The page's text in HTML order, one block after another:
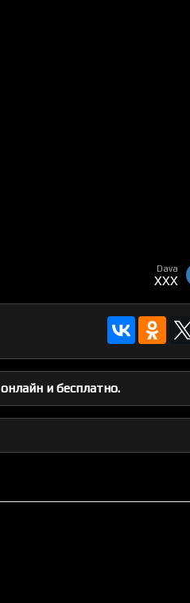
Dava
XXX
и бесплатно.